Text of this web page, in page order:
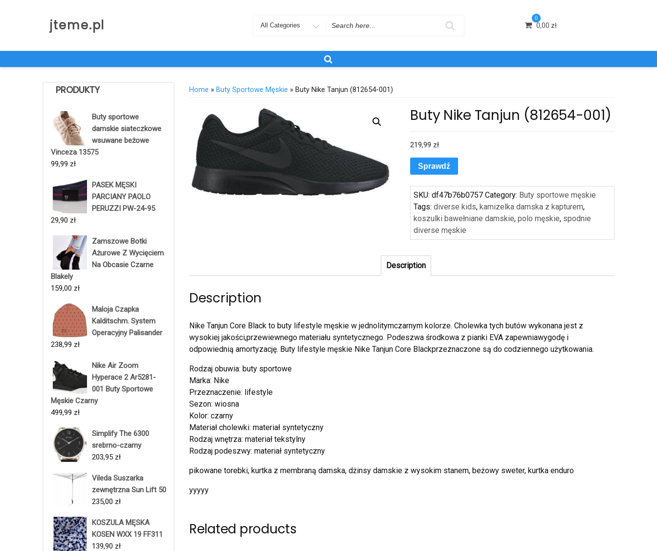
jteme.pl
Search
0
0,00 zł
PRODUKTY
Buty sportowe
damskie siateczkowe
wsuwane beżowe
Vinceza 13575
99,99 zł
PASEK MĘSKI
PARCIANY PAOLO
PERUZZI PW-24-95
29,90 zł
Zamszowe Botki
Ażurowe Z Wycięciem
Na Obcasie Czarne
Blakely
159,00 zł
Maloja Czapka
Kalditschm. System
Operacyjny Palisander
238,99 zł
Nike Air Zoom
Hyperace 2 Ar5281-
001 Buty Sportowe
Męskie Czarny
499,99 zł
Simplify The 6300
srebrno-czarny
203,95 zł
Vileda Suszarka
zewnętrzna Sun Lift 50
235,00 zł
KOSZULA MĘSKA
KOSEN WXX 19 FF311
139,90 zł
Home » Buty Sportowe Męskie » Buty Nike Tanjun (812654-001)
Buty Nike Tanjun (812654-001)
219,99 zł
Sprawdź
SKU:df47b76b0757 Category: Buty sportowe męskie
Tags:diverse kids,kamizelka damska z kapturem,
koszulki bawełniane damskie,polo męskie, spodnie
diverse męskie
Description
Description
Nike Tanjun Core Black to buty lifestyle męskie w jednolitymczarnym kolorze. Cholewka tych butów wykonana jest z
wysokiej jakości,przewiewnego materiału syntetycznego. Podeszwa środkowa z pianki EVA zapewniawygodę i
odpowiednią amortyzację. Buty lifestyle męskie Nike Tanjun Core Blackprzeznaczone są do codziennego użytkowania.
Rodzaj obuwia: buty sportowe
Marka: Nike
Przeznaczenie: lifestyle
Sezon: wiosna
Kolor: czarny
Materiał cholewki: materiał syntetyczny
Rodzaj wnętrza: materiał tekstylny
Rodzaj podeszwy: materiał syntetyczny
pikowane torebki, kurtka z membraną damska, dżinsy damskie z wysokim stanem, beżowy sweter, kurtka enduro
yyyyy
Related products